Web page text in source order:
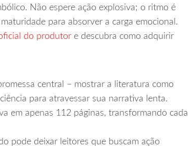
Não espere ação explosiva; o ritmo é
para absorver a carga emocional.
do produtor e descubra como adquirir
central – mostrar a literatura como
para atravessar sua narrativa lenta.
em apenas 112 páginas, transformando cada
pode deixar leitores que buscam ação